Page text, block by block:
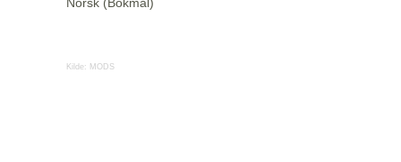
Kilde: MODS